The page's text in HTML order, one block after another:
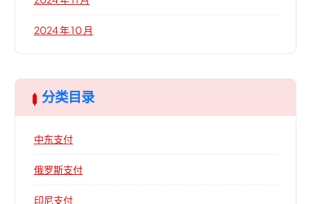
2024 年 10 月
分类目录
中东支付
俄罗斯支付
印尼支付